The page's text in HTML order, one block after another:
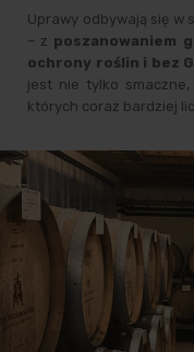
Uprawy odbywają się w
– z poszanowaniem
ochrony roślin i bez
jest nie tylko
których coraz bardziej